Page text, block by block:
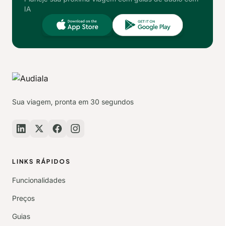
IA
Sua viagem, pronta em 30 segundos
LINKS RÁPIDOS
Funcionalidades
Preços
Guias